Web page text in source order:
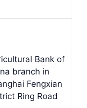
Bank of
branch in
Fengxian
Ring Road